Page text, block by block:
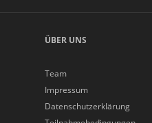
ÜBER UNS
Team
Impressum
Datenschutzerklärung